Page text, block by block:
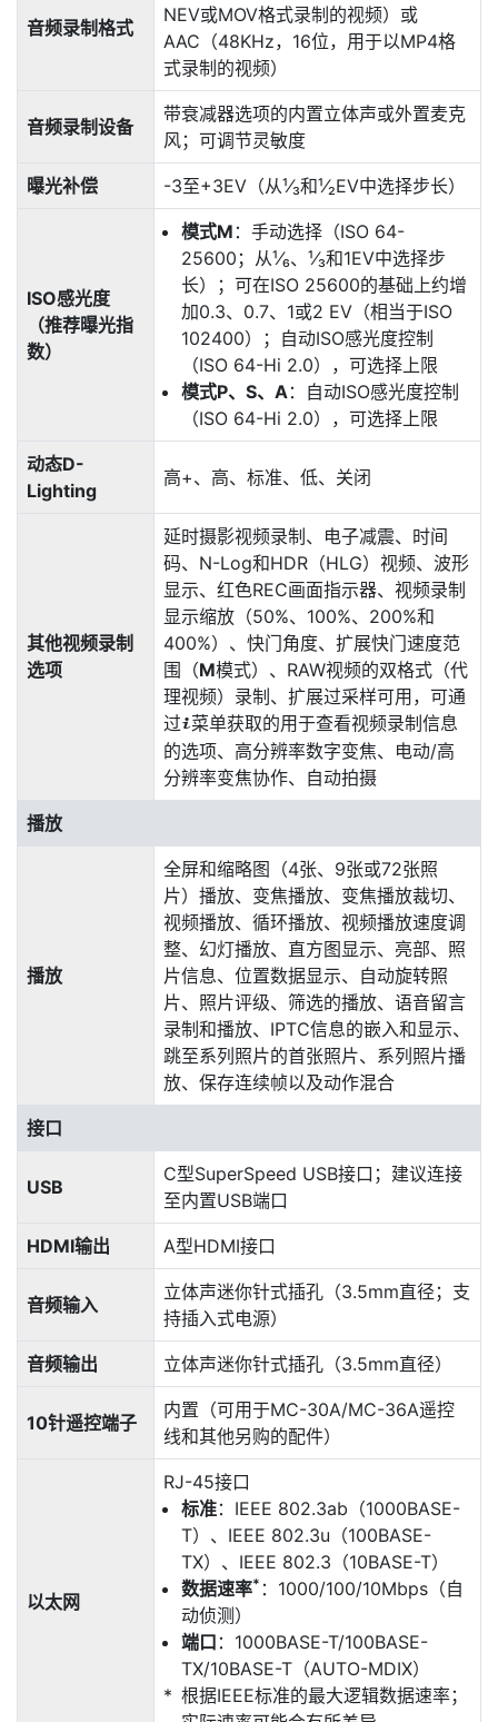
音频录制格式
NEV或MOV格式录制的视频）或
AAC（48KHz，16位，用于以MP4格
式录制的视频）
音频录制设备
带衰减器选项的内置立体声或外置麦克
风；可调节灵敏度
曝光补偿 -3至+3EV（从¹⁄₃和¹⁄₂EV中选择步长）
ISO感光度
（推荐曝光指
数）
模式M ：手动选择（ISO 64-
25600；从¹⁄₆、¹⁄₃和1EV中选择步
长）；可在ISO 25600的基础上约增
加0.3、0.7、1或2 EV（相当于ISO
102400）；自动ISO感光度控制
（ISO 64-Hi 2.0），可选择上限
模式P、S、A：自动ISO感光度控制
（ISO 64-Hi 2.0），可选择上限
动态D-
Lighting
高+、高、标准、低、关闭
其他视频录制
选项
延时摄影视频录制、电子减震、时间
码、N-Log和HDR（HLG）视频、波形
显示、红色REC画面指示器、视频录制
显示缩放（50%、100%、200%和
400%）、快门角度、扩展快门速度范
围（M模式）、RAW视频的双格式（代
理视频）录制、扩展过采样可用，可通
过i菜单获取的用于查看视频录制信息
的选项、高分辨率数字变焦、电动/高
分辨率变焦协作、自动拍摄
播放
播放
全屏和缩略图（4张、9张或72张照
片）播放、变焦播放、变焦播放裁切、
视频播放、循环播放、视频播放速度调
整、幻灯播放、直方图显示、亮部、照
片信息、位置数据显示、自动旋转照
片、照片评级、筛选的播放、语音留言
录制和播放、IPTC信息的嵌入和显示、
跳至系列照片的首张照片、系列照片播
放、保存连续帧以及动作混合
接口
USB
C型SuperSpeed USB接口；建议连接
至内置USB端口
HDMI输出 A型HDMI接口
音频输入
立体声迷你针式插孔（3.5mm直径；支
持插入式电源）
音频输出 立体声迷你针式插孔（3.5mm直径）
10针遥控端子
内置（可用于MC-30A/MC-36A遥控
线和其他另购的配件）
以太网
RJ-45接口
标准：IEEE 802.3ab（1000BASE-
T）、IEEE 802.3u（100BASE-
TX）、IEEE 802.3（10BASE-T）
数据速率* ：1000/100/10Mbps（自
动侦测）
端口 ：1000BASE-T/100BASE-
TX/10BASE-T（AUTO-MDIX）
根据IEEE标准的最大逻辑数据速率；